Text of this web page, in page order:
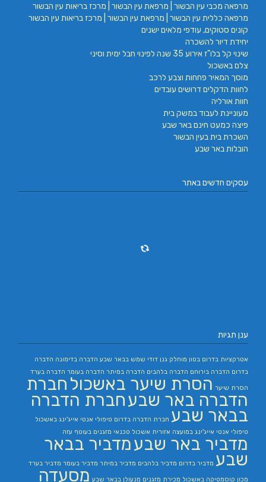
מרפאה מכבי עין הבשור | מרפאת עין הבשור | מרכז בריאות עין הבשור
מרפאה כללית עין הבשור | מרפאת עין הבשור | מרכז בריאות עין הבשור
קונים סטוקים, עודפי מלאים ישנים
יחידת דיור להשכרה
שינוי קל בלו"ז אירוע 35 שנה לפינוי חבל ימית וסיני
צלם באשכול
מוסך המאיר פחחות וצבע לרכב
לחוות הדקלים דרושים עובדים
חוות אורליה
מעוניינת לעבוד במשק בית
פיצה כמעט חינם באר שבע
השכרת בית בעין הבשור
הובלות באר שבע
עסקים חדשים באתר
ענן תגיות
אטרקציות בדרום בטון מוחלק גנן דודי שמש בבאר שבע הדברה בדימונה הדברה
בדרום הדברה בירוחם הדברה בלהבים הדברה במיתר הדברה בעומר הדברה בערד
הסרת שיער הסרת שיער באשכול חברת
הדברה באר שבעחברת הדברה
בבאר שבע חברת הדברה בדרום טיפולי אנטי אייג'ינג באשכול
טיפולי אנטי אייג'ינג במועצה אזורית אשכול טכנאי מזגנים בעוטף עזה
מדביר באר שבעמדביר בבאר
שבע מדביר בדרום מדביר בלהבים מדביר במיתר מדביר בעומר מדביר בערד
מכון קוסמטיקה באשכול מכירת מזגנים מנעולן בבאר שבע מסעדה